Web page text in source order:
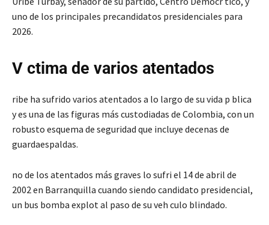
uno de los principales precandidatos presidenciales para
2026.
V ctima de varios atentados
ribe ha sufrido varios atentados a lo largo de su vida p blica
y es una de las figuras más custodiadas de Colombia, con un
robusto esquema de seguridad que incluye decenas de
guardaespaldas.
no de los atentados más graves lo sufri el 14 de abril de
2002 en Barranquilla cuando siendo candidato presidencial,
un bus bomba explot al paso de su veh culo blindado.